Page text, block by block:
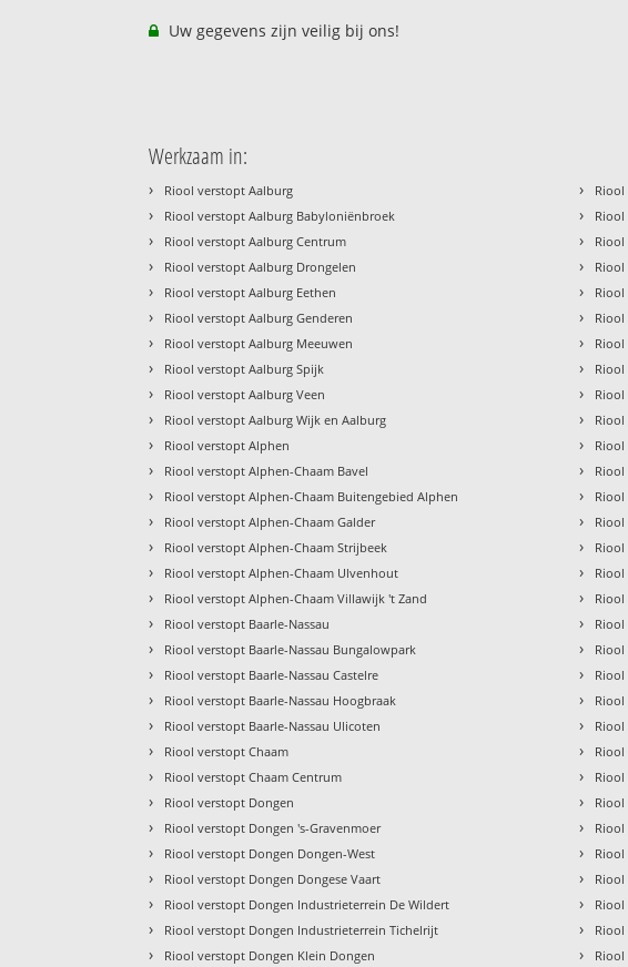
Uw gegevens zijn veilig bij ons!
Werkzaam in:
› Riool verstopt Aalburg
› Riool verstopt Aalburg Babyloniënbroek
› Riool verstopt Aalburg Centrum
› Riool verstopt Aalburg Drongelen
› Riool verstopt Aalburg Eethen
› Riool verstopt Aalburg Genderen
› Riool verstopt Aalburg Meeuwen
› Riool verstopt Aalburg Spijk
› Riool verstopt Aalburg Veen
› Riool verstopt Aalburg Wijk en Aalburg
› Riool verstopt Alphen
› Riool verstopt Alphen-Chaam Bavel
› Riool verstopt Alphen-Chaam Buitengebied Alphen
› Riool verstopt Alphen-Chaam Galder
› Riool verstopt Alphen-Chaam Strijbeek
› Riool verstopt Alphen-Chaam Ulvenhout
› Riool verstopt Alphen-Chaam Villawijk 't Zand
› Riool verstopt Baarle-Nassau
› Riool verstopt Baarle-Nassau Bungalowpark
› Riool verstopt Baarle-Nassau Castelre
› Riool verstopt Baarle-Nassau Hoogbraak
› Riool verstopt Baarle-Nassau Ulicoten
› Riool verstopt Chaam
› Riool verstopt Chaam Centrum
› Riool verstopt Dongen
› Riool verstopt Dongen 's-Gravenmoer
› Riool verstopt Dongen Dongen-West
› Riool verstopt Dongen Dongese Vaart
› Riool verstopt Dongen Industrieterrein De Wildert
› Riool verstopt Dongen Industrieterrein Tichelrijt
› Riool verstopt Dongen Klein Dongen
›
›
›
›
›
›
›
›
›
›
› Riool
›
›
›
› Riool
›
›
› Riool
›
› Riool
› Riool
› Riool
›
›
›
›
›
›
›
› Riool
›